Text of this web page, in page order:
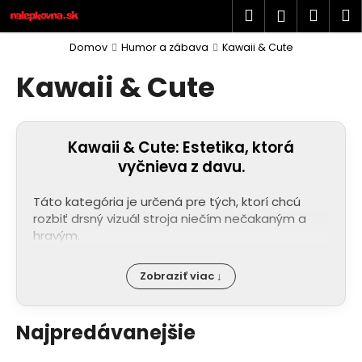
Prejsť
na
obsah
Hľadať
Domov Humor a zábava Kawaii & Cute
Kawaii & Cute
Kawaii & Cute: Estetika, ktorá
vyčnieva z davu.
Táto kategória je určená pre tých, ktorí chcú
rozbiť drsný vizuál stroja niečím nečakaným a
hravým.
Zobraziť viac ↓
Najpredávanejšie
K
o Späť
Späť
Č
p
e
t
e